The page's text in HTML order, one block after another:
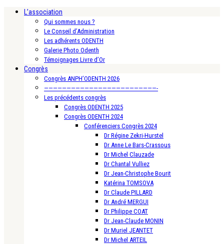
L’association
Qui sommes nous ?
Le Conseil d’Administration
Les adhérents ODENTH
Galerie Photo Odenth
Témoignages Livre d’Or
Congrès
Congrès ANPH’ODENTH 2026
—————————————————————————-
Les précédents congrès
Congrès ODENTH 2025
Congrès ODENTH 2024
Conférenciers Congrès 2024
Dr Régine Zekri-Hurstel
Dr Anne Le Bars-Crassous
Dr Michel Clauzade
Dr Chantal Vulliez
Dr Jean-Christophe Bourit
Katérina TOMSOVA
Dr Claude PILLARD
Dr André MERGUI
Dr Philippe COAT
Dr Jean-Claude MONIN
Dr Muriel JEANTET
Dr Michel ARTEIL